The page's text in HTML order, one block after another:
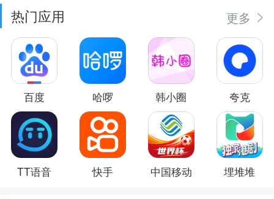
热门应用 更多
百度 哈啰 韩小圈 夸克
TT语音 快手 中国移动 埋堆堆